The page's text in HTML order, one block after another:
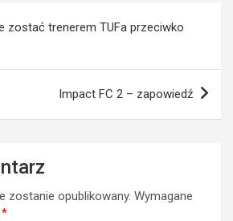
zostać trenerem TUFa przeciwko
Impact FC 2 – zapowiedź
zostanie opublikowany. Wymagane
*